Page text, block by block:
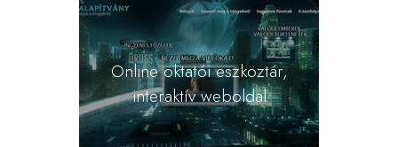
Online oktatói eszköztár,
interaktív weboldal